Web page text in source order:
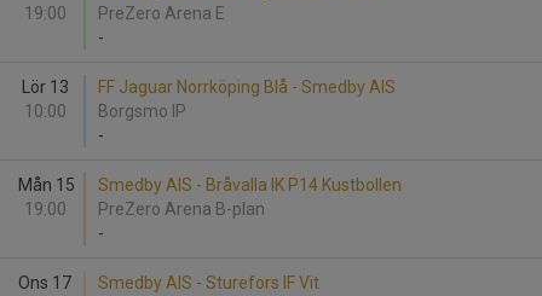
19:00
PreZero Arena E
-
Lör 13
10:00
FF Jaguar Norrköping Blå - Smedby AIS
Borgsmo IP
-
Mån 15
19:00
Smedby AIS - Bråvalla IK P14 Kustbollen
PreZero Arena B-plan
-
Ons 17 Smedby AIS - Sturefors IF Vit